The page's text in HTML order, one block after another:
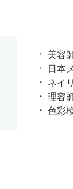
美容
日本
ネイ
理容
色彩